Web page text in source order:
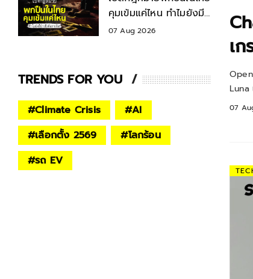
คุมเข้มแค่ไหน ทำไมยังมี
ข่าวยิงกันรายวัน ?
07 Aug 2026
TRENDS FOR YOU
#Climate Crisis #AI
#เลือกตั้ง 2569 #โลกร้อน
#รถ EV
เ
Luna
07
SPRING-LIFE
เหตุผลที่ธรรมชาติช่วยเยียวยาใจ พ